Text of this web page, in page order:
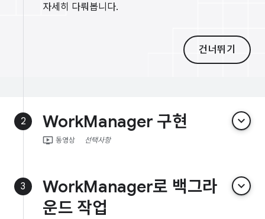
자세히 다뤄봅니다.
건너뛰기
2 WorkManager 구현 keyboard_arrow_down
ondemand_video 동영상 선택사항
3
WorkManager로 백그라
운드 작업
keyboard_arrow_down